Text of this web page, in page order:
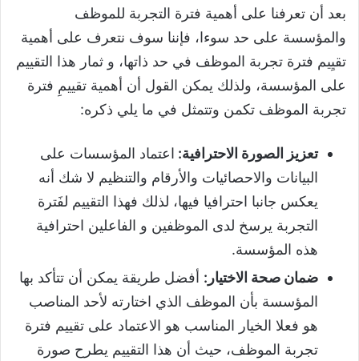
بعد أن تعرفنا على أهمية فترة التجربة للموظف
والمؤسسة على حد سوءا، فإننا سوف نتعرف على أهمية
تقيِيم فترة تجربة الموظف في حد ذاتها، و ثمار هذا التقييم
على المؤسسة، ولذلك يمكن القول أن أهمية تقييمِ فترة
تجربة الموظف تكمن وتتمثل في ما يلي ذكره:
تعزيز الصورة الاحترافية: اعتماد المؤسسات على
البيانات والاحصائيات والأرقام والتنظيم لا شك أنه
يعكس جانبا احترافيا فيها، لذلك فهذا التقييم لفَترة
التجربة يرسخ لدى الموظفين و الفاعلين احترافية
هذه المؤسسة.
ضمان صحة الاختيار: أفضل طريقة يمكن أن تتأكد بها
المؤسسة بأن الموظف الذي اختارته لأحد المناصب
هو فعلا الخيار المناسب هو الاعتماد على تقييم فترة
تجربة الموظف، حيث أن هذا التقييم يطرح صورة